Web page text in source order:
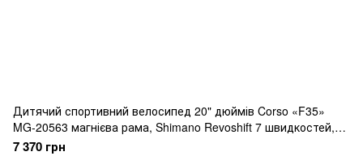
Дитячий спортивний велосипед 20" дюймів Corso «F35»
MG-20563 магнієва рама, Shimano Revoshift 7 швидкостей,
зібраний на 75
7 370 грн